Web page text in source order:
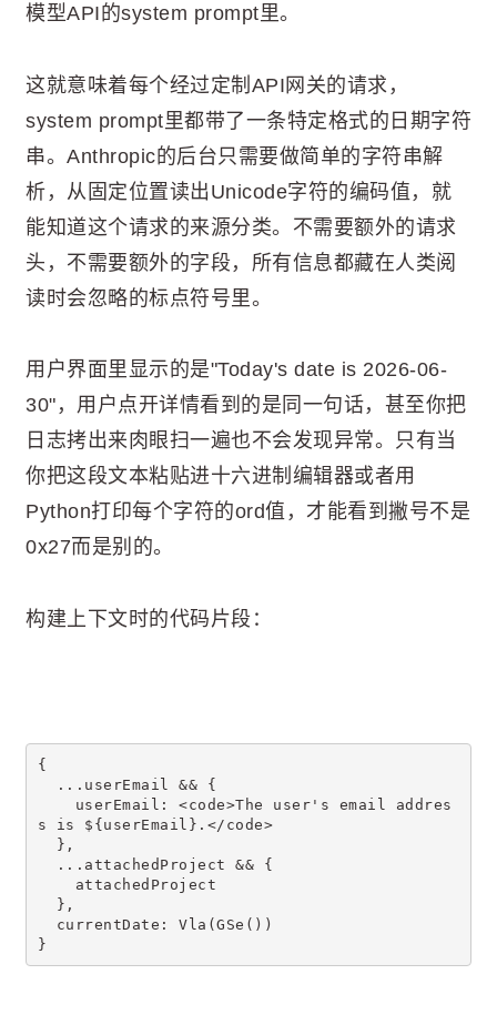
模型API的system prompt里。
这就意味着每个经过定制API网关的请求，
system prompt里都带了一条特定格式的日期字符
串。Anthropic的后台只需要做简单的字符串解
析，从固定位置读出Unicode字符的编码值，就
能知道这个请求的来源分类。不需要额外的请求
头，不需要额外的字段，所有信息都藏在人类阅
读时会忽略的标点符号里。
用户界面里显示的是"Today's date is 2026-06-
30"，用户点开详情看到的是同一句话，甚至你把
日志拷出来肉眼扫一遍也不会发现异常。只有当
你把这段文本粘贴进十六进制编辑器或者用
Python打印每个字符的ord值，才能看到撇号不是
0x27而是别的。
构建上下文时的代码片段：
{
...userEmail && {
userEmail: <code>The user's email addres
s is ${userEmail}.</code>
},
...attachedProject && {
attachedProject
},
currentDate: Vla(GSe())
}